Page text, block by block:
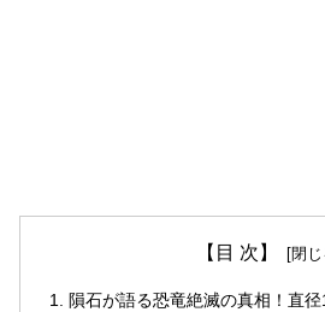
【目 次】
隕石が語る恐竜絶滅の真相！直